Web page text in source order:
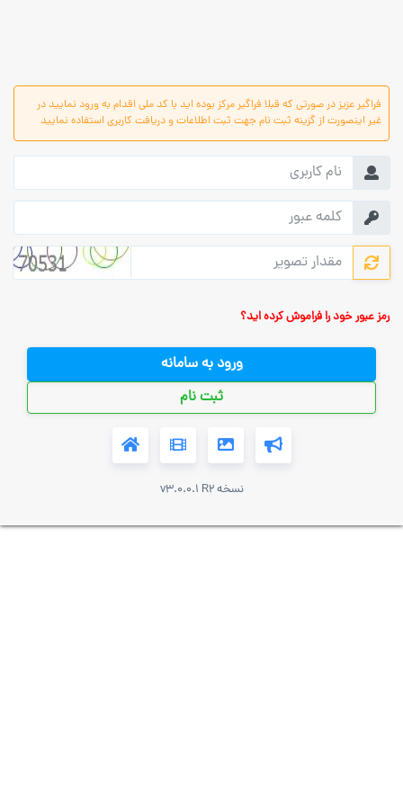
فراگیر عزیز در صورتی که قبلا فراگیر مرکز بوده اید با کد ملی اقدام به ورود نمایید در
غیر اینصورت از گزینه ثبت نام جهت ثبت اطلاعات و دریافت کاربری استفاده نمایید
رمز عبور خود را فراموش کرده اید؟
ورود به سامانه
ثبت نام
نسخه v3.0.0.1 R2